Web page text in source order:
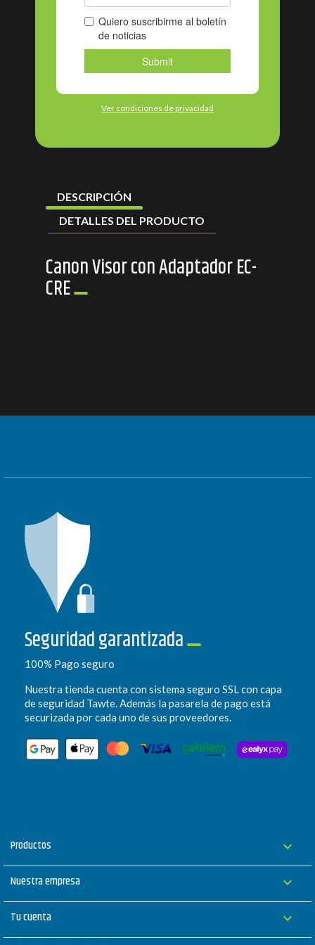
Ver condiciones de privacidad
DESCRIPCIÓN
DETALLES DEL PRODUCTO
Canon Visor con Adaptador EC-
CRE
Seguridad garantizada
100% Pago seguro
Nuestra tienda cuenta con sistema seguro SSL con capa
de seguridad Tawte. Además la pasarela de pago está
securizada por cada uno de sus proveedores.
Productos 
Nuestra empresa 
Tu cuenta 